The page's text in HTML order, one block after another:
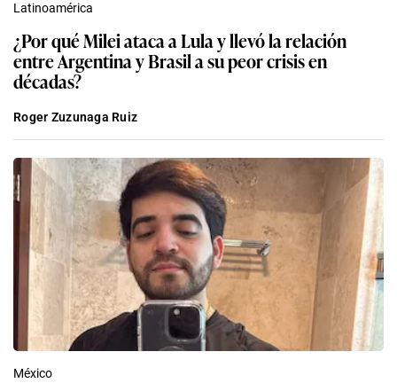
Latinoamérica
¿Por qué Milei ataca a Lula y llevó la relación
entre Argentina y Brasil a su peor crisis en
décadas?
Roger Zuzunaga Ruiz
México